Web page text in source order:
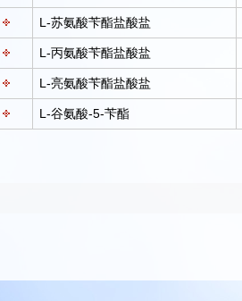
L-苏氨酸苄酯盐酸盐
L-丙氨酸苄酯盐酸盐
L-亮氨酸苄酯盐酸盐
L-谷氨酸-5-苄酯